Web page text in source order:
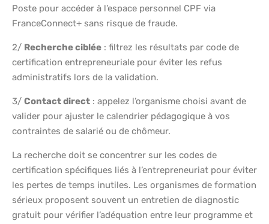
Poste pour accéder à l’espace personnel CPF via
FranceConnect+ sans risque de fraude.
2/ Recherche ciblée : filtrez les résultats par code de
certification entrepreneuriale pour éviter les refus
administratifs lors de la validation.
3/ Contact direct : appelez l’organisme choisi avant de
valider pour ajuster le calendrier pédagogique à vos
contraintes de salarié ou de chômeur.
La recherche doit se concentrer sur les codes de
certification spécifiques liés à l’entrepreneuriat pour éviter
les pertes de temps inutiles. Les organismes de formation
sérieux proposent souvent un entretien de diagnostic
gratuit pour vérifier l’adéquation entre leur programme et